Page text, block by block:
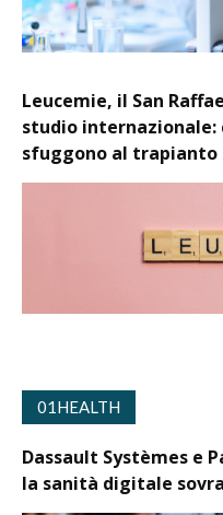
Leucemie, il San
studio
sfuggono al trapianto
01HEALTH
Dassault Systèmes e
la sanità digitale